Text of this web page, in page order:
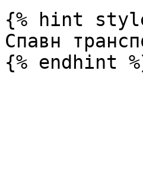
{% hint
Спавн